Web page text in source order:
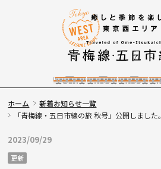
ホーム
新着お知らせ一覧
「青梅線・五日市線の旅 秋号」公開しました。
2023/09/29
更新